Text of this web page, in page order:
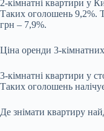
2-кімнатні квартири у
Таких оголошень 9,2%.
грн – 7,9%.
Ціна оренди 3-
3-кімнатні квартири у
Таких оголошень
Де знімати квартиру